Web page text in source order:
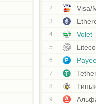
2 Visa/
3
4 Volet
5
6
7
8
9